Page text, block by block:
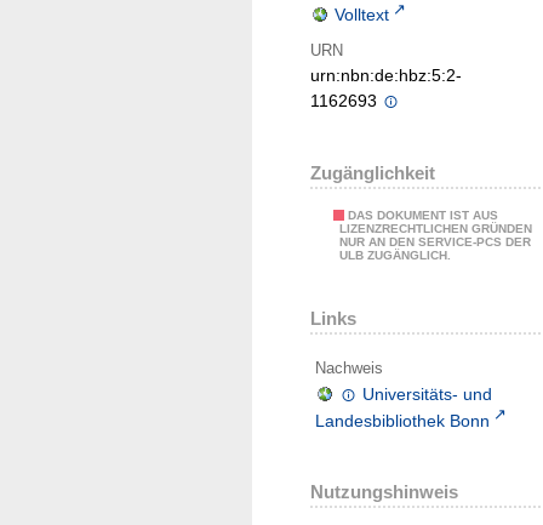
Volltext
URN
urn:nbn:de:hbz:5:2-
1162693
Zugänglichkeit
DAS DOKUMENT IST AUS
LIZENZRECHTLICHEN GRÜNDEN
NUR AN DEN SERVICE-PCS DER
ULB ZUGÄNGLICH.
Links
Nachweis
Universitäts- und
Landesbibliothek Bonn
Nutzungshinweis